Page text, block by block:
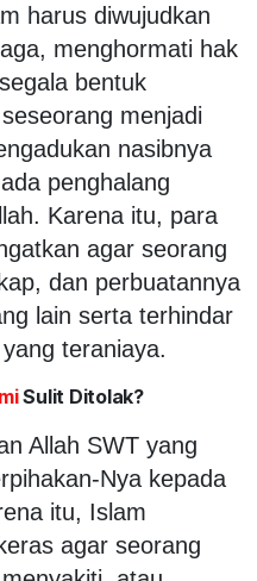
harus diwujudkan
menghormati hak
bentuk
menjadi
nasibnya
penghalang
Karena itu, para
agar seorang
dan perbuatannya
lain serta terhindar
teraniaya.
Sulit Ditolak?
Allah SWT yang
Nya kepada
itu, Islam
agar seorang